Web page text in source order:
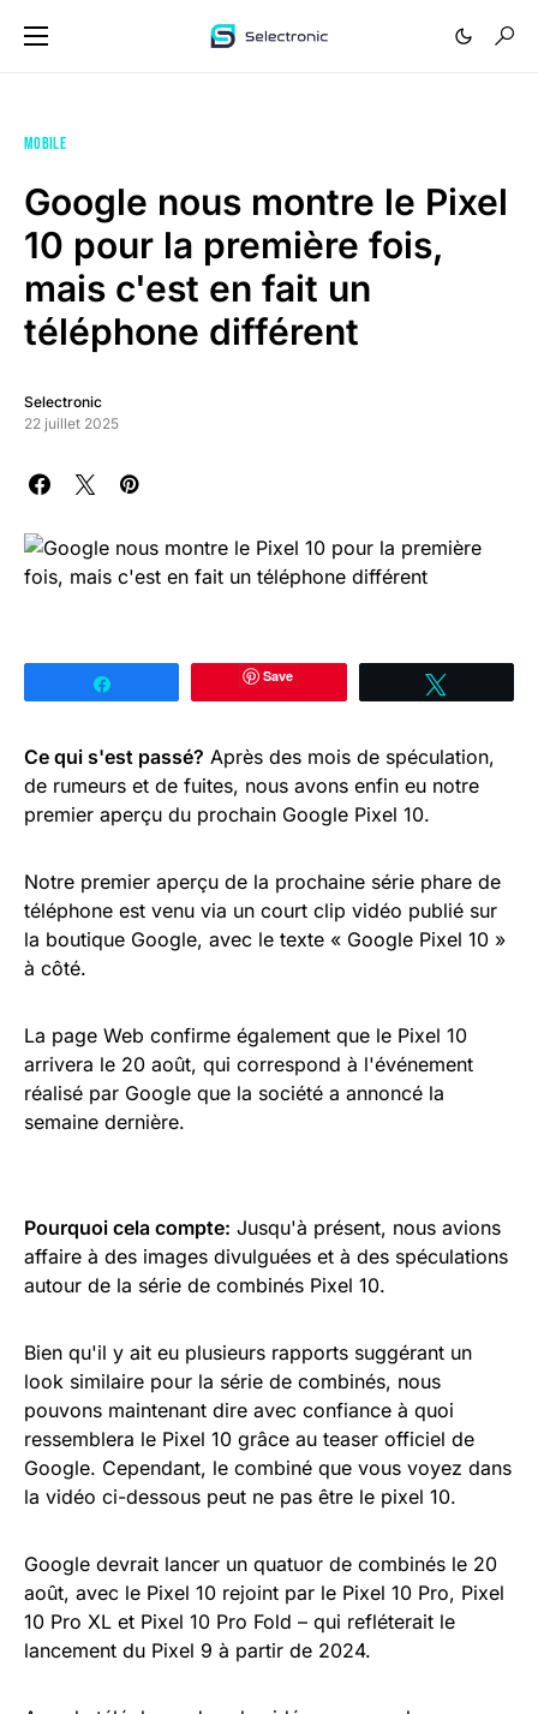
MOBILE
Google nous montre le Pixel
10 pour la première fois,
mais c'est en fait un
téléphone différent
Selectronic
22 juillet 2025
Save
Ce qui s'est passé? Après des mois de spéculation,
de rumeurs et de fuites, nous avons enfin eu notre
premier aperçu du prochain Google Pixel 10.
Notre premier aperçu de la prochaine série phare de
téléphone est venu via un court clip vidéo publié sur
la boutique Google, avec le texte « Google Pixel 10 »
à côté.
La page Web confirme également que le Pixel 10
arrivera le 20 août, qui correspond à l'événement
réalisé par Google que la société a annoncé la
semaine dernière.
Pourquoi cela compte: Jusqu'à présent, nous avions
affaire à des images divulguées et à des spéculations
autour de la série de combinés Pixel 10.
Bien qu'il y ait eu plusieurs rapports suggérant un
look similaire pour la série de combinés, nous
pouvons maintenant dire avec confiance à quoi
ressemblera le Pixel 10 grâce au teaser officiel de
Google. Cependant, le combiné que vous voyez dans
la vidéo ci-dessous peut ne pas être le pixel 10.
Google devrait lancer un quatuor de combinés le 20
août, avec le Pixel 10 rejoint par le Pixel 10 Pro, Pixel
10 Pro XL et Pixel 10 Pro Fold – qui refléterait le
lancement du Pixel 9 à partir de 2024.